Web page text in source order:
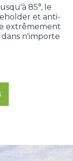
85°, le
et anti-
extrêmement
n'importe